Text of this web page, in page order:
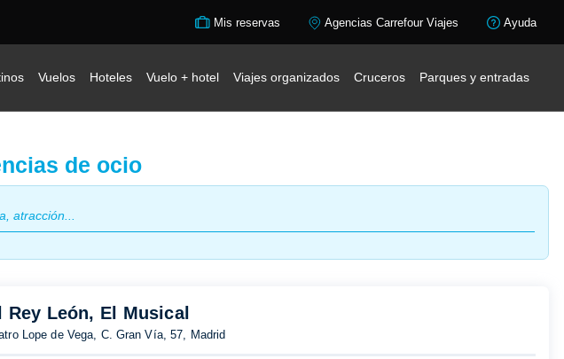
Mis reservas Agencias Carrefour Viajes Ayuda
Vuelos Hoteles Vuelo + hotel Viajes organizados Cruceros Parques y entradas
de ocio
Rey León, El Musical
Lope de Vega, C. Gran Vía, 57, Madrid